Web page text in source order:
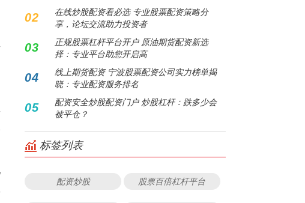
02
在线炒股配资看必选 专业股票配资策略分
享，论坛交流助力投资者
03
正规股票杠杆平台开户 原油期货配资新选
择：专业平台助您开启高
04
线上期货配资 宁波股票配资公司实力榜单揭
晓：专业配资服务排名
05
配资安全炒股配资门户 炒股杠杆：跌多少会
被平仓？
标签列表
配资炒股 股票百倍杠杆平台